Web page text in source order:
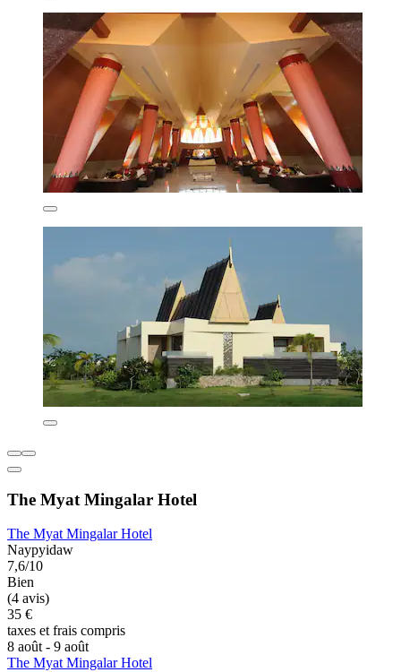
The Myat Mingalar Hotel
The Myat Mingalar Hotel
Naypyidaw
7,6/10
Bien
(4 avis)
35 €
taxes et frais compris
8 août - 9 août
The Myat Mingalar Hotel